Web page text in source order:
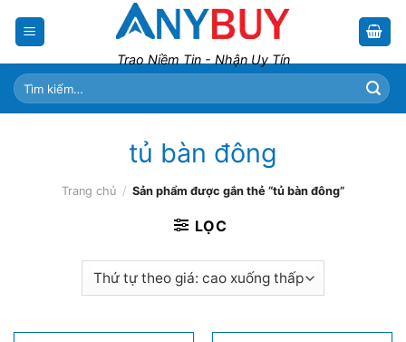
Trao Niềm Tin - Nhận Uy Tín
Tìm
kiếm:
tủ bàn đông
Trang chủ / Sản phẩm được gắn thẻ “tủ bàn đông”
LỌC